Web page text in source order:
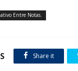
Entre Notas.
Share it